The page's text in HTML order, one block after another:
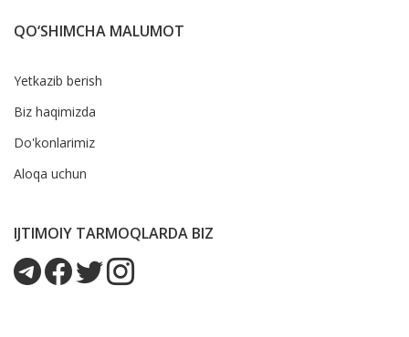
QO‘SHIMCHA MALUMOT
Yetkazib berish
Biz haqimizda
Do'konlarimiz
Aloqa uchun
IJTIMOIY TARMOQLARDA BIZ